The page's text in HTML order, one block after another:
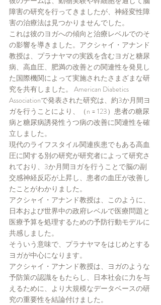
障害の研究を行ってきましたが、神経変性障
害の治療法は見つかりませんでした。
これは彼のヨガへの傾向と治療レベルでのそ
の影響を導きました。アクシャイ・アナンド
教授は、プラナヤマの実践を含むヨガと糖尿
病、高血圧、肥満の改善との関連性を発見し
た国際機関によって実施されたさまざまな研
究を共有しました。 American Diabetics
Associationで発表された研究は、約3か月間ヨ
ガを行うことにより、（n = 123）患者の糖尿
病と糖尿病誘発性うつ病の改善に関連性を確
立しました。
現代のライフスタイル関連疾患でもある高血
圧に関する別の研究が研究者によって研究さ
れており、3か月間ヨガを行うことで脳の副
交感神経反応が上昇し、患者の血圧が改善し
たことがわかりました。
アクシャイ・アナンド教授は、このように、
日本および世界中の政府レベルで医療問題と
医療予算を処理するための予防行動モデルに
共感しました。
そういう意味で、プラナヤマをはじめとする
ヨガが中心になります。
アクシャイ・アナンド教授は、ヨガのような
予防策の認識をもたらし、日本社会に力を与
えるために、より大規模なデータベースの研
究の重要性を結論付けました。